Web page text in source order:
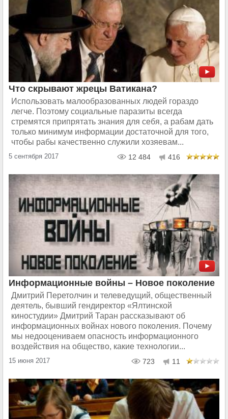
Что скрывают жрецы Ватикана?
Использовать малообразованных людей гораздо
легче. Поэтому социальные паразиты всегда
стремятся припрятать знания для себя, а рабам дать
только минимум информации достаточной для того,
чтобы рабы качественно служили хозяевам...
5 сентября 2017 12 484 416
Информационные войны – Новое поколение
Дмитрий Перетолчин и телеведущий, общественный
деятель, бывший гендиректор «Ялтинской
киностудии» Дмитрий Таран рассказывают об
информационных войнах нового поколения. Почему
мы недооцениваем опасность информационного
воздействия на общество, какие технологии...
15 июня 2017 723 11